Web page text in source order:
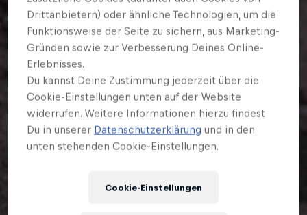
Drittanbietern) oder ähnliche Technologien, um die
Funktionsweise der Seite zu sichern, aus Marketing-
Gründen sowie zur Verbesserung Deines Online-
Erlebnisses.
Du kannst Deine Zustimmung jederzeit über die
Cookie-Einstellungen unten auf der Website
widerrufen. Weitere Informationen hierzu findest
Du in unserer Datenschutzerklärung und in den
unten stehenden Cookie-Einstellungen.
Cookie-Einstellungen